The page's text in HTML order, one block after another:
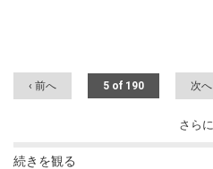
‹ 前へ 5 of 190 次へ
さらに
続きを観る